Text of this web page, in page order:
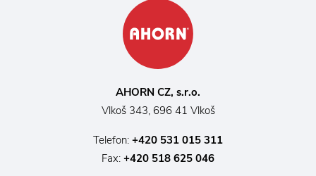
AHORN CZ, s.r.o.
Vlkoš 343, 696 41 Vlkoš
Telefon: +420 531 015 311
Fax: +420 518 625 046